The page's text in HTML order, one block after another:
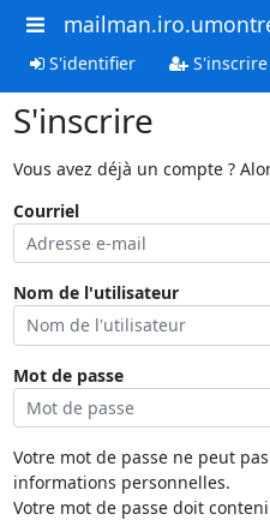
S'identifier S'inscrire
S'inscrire
Vous avez déjà un compte ?
Courriel
Nom de l'utilisateur
Mot de passe
Votre mot de passe ne peut
informations personnelles.
Votre mot de passe doit